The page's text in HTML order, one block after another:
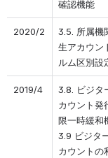
確認機能
2020/2
3.5. 所属機
生アカウン
ルム区別設
2019/4
3.8. ビジタ
カウント発
限一時緩和
3.9 ビジタ
カウントの